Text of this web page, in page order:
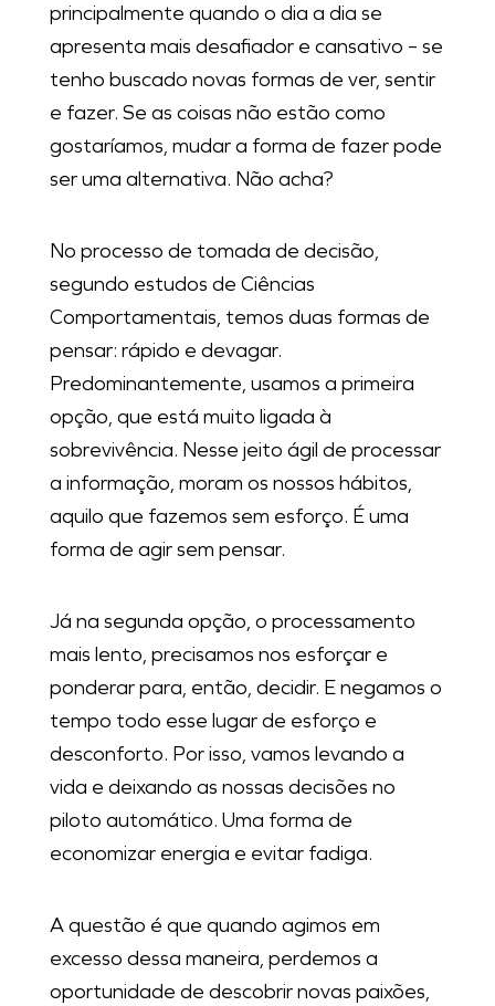
principalmente quando o dia a dia se
apresenta mais desafiador e cansativo – se
tenho buscado novas formas de ver, sentir
e fazer. Se as coisas não estão como
gostaríamos, mudar a forma de fazer pode
ser uma alternativa. Não acha?
No processo de tomada de decisão,
segundo estudos de Ciências
Comportamentais, temos duas formas de
pensar: rápido e devagar.
Predominantemente, usamos a primeira
opção, que está muito ligada à
sobrevivência. Nesse jeito ágil de processar
a informação, moram os nossos hábitos,
aquilo que fazemos sem esforço. É uma
forma de agir sem pensar.
Já na segunda opção, o processamento
mais lento, precisamos nos esforçar e
ponderar para, então, decidir. E negamos o
tempo todo esse lugar de esforço e
desconforto. Por isso, vamos levando a
vida e deixando as nossas decisões no
piloto automático. Uma forma de
economizar energia e evitar fadiga.
A questão é que quando agimos em
excesso dessa maneira, perdemos a
oportunidade de descobrir novas paixões,